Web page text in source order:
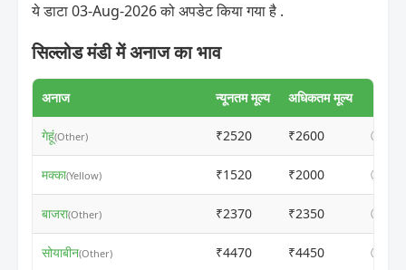
ये डाटा 03-Aug-2026 को अपडेट किया गया है .
सिल्लोड मंडी में अनाज का भाव
अनाज न्यूनतम मूल्य अधिकतम मूल्य
गेहूं(Other) ₹2520 ₹2600 ⓘ
मक्का(Yellow) ₹1520 ₹2000 ⓘ
बाजरा(Other) ₹2370 ₹2350 ⓘ
सोयाबीन(Other) ₹4470 ₹4450 ⓘ